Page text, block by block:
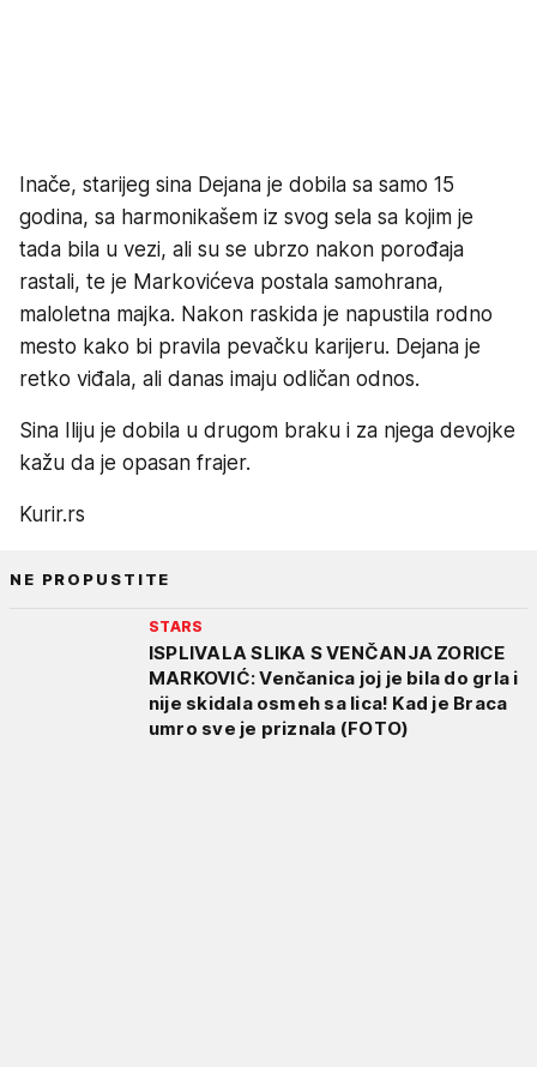
Inače, starijeg sina Dejana je dobila sa samo 15
godina, sa harmonikašem iz svog sela sa kojim je
tada bila u vezi, ali su se ubrzo nakon porođaja
rastali, te je Markovićeva postala samohrana,
maloletna majka. Nakon raskida je napustila rodno
mesto kako bi pravila pevačku karijeru. Dejana je
retko viđala, ali danas imaju odličan odnos.
Sina Iliju je dobila u drugom braku i za njega devojke
kažu da je opasan frajer.
Kurir.rs
NE PROPUSTITE
STARS
ISPLIVALA SLIKA S VENČANJA ZORICE
MARKOVIĆ: Venčanica joj je bila do grla i
nije skidala osmeh sa lica! Kad je Braca
umro sve je priznala (FOTO)